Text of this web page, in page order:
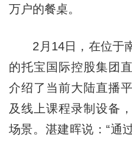
万户的餐桌。
2月14日，在位于
的托宝国际控股集团
介绍了当前大陆直播
及线上课程录制设备
场景。湛建晖说：“通